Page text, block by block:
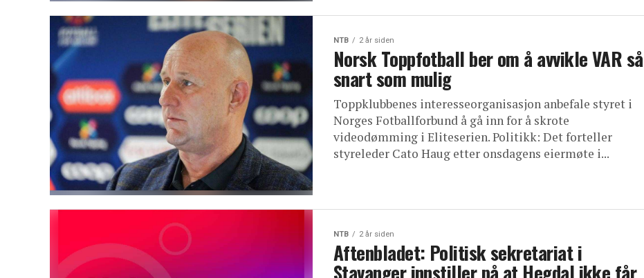
NTB 2 år siden
Norsk Toppfotball ber om å avvikle VAR så
snart som mulig
Toppklubbenes interesseorganisasjon anbefale styret i
Norges Fotballforbund å gå inn for å skrote
videodømming i Eliteserien. Politikk: Det forteller
styreleder Cato Haug etter onsdagens eiermøte i...
NTB 2 år siden
Aftenbladet: Politisk sekretariat i
Stavanger innstiller på at Hegdal ikke får